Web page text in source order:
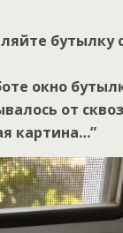
бутылку
окно
от
картина…”